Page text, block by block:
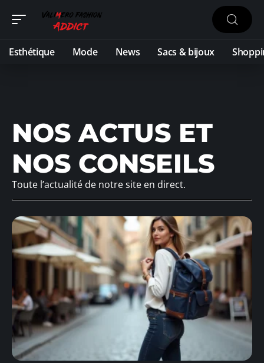
Esthétique Mode News Sacs & bijoux
NOS ACTUS ET
NOS CONSEILS
Toute l’actualité de notre site en direct.